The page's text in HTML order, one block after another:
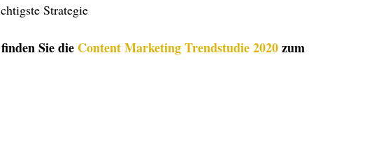
Strategie
Sie die Content Marketing Trendstudie 2020 zum